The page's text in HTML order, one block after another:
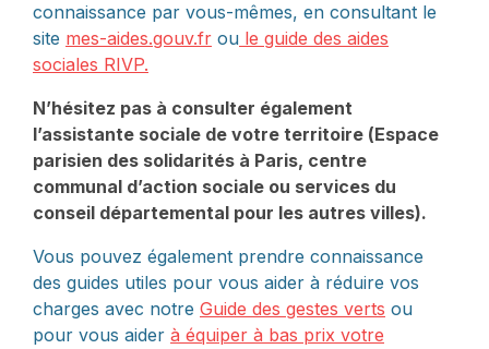
connaissance par vous-mêmes, en consultant le
site mes-aides.gouv.fr ou le guide des aides
sociales RIVP.
N’hésitez pas à consulter également
l’assistante sociale de votre territoire (Espace
parisien des solidarités à Paris, centre
communal d’action sociale ou services du
conseil départemental pour les autres villes).
Vous pouvez également prendre connaissance
des guides utiles pour vous aider à réduire vos
charges avec notre Guide des gestes verts ou
pour vous aider à équiper à bas prix votre